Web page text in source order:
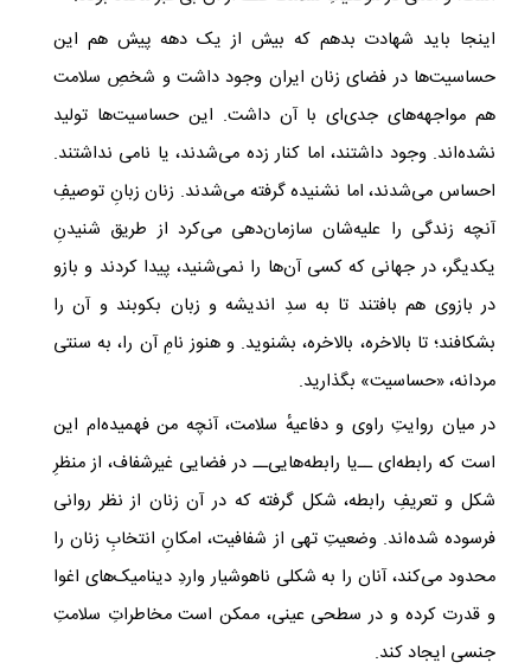
اینجا باید شهادت بدهم که بیش از یک دهه پیش هم این
حساسیت‌ها در فضای زنان ایران وجود داشت و شخصِ سلامت
هم مواجهه‌های جدی‌ای با آن داشت. این حساسیت‌ها تولید
نشده‌اند. وجود داشتند، اما کنار زده می‌شدند، یا نامی نداشتند.
احساس می‌شدند، اما نشنیده گرفته می‌شدند. زنان زبانِ توصیفِ
آنچه زندگی را علیه‌شان سازمان‌دهی می‌کرد از طریق شنیدنِ
یکدیگر، در جهانی که کسی آن‌ها را نمی‌شنید، پیدا کردند و بازو
در بازوی هم بافتند تا به سدِ اندیشه و زبان بکوبند و آن را
بشکافند؛ تا بالاخره، بالاخره، بشنوید. و هنوز نامِ آن را، به سنتی
مردانه، «حساسیت» بگذارید.
در میان روایتِ راوی و دفاعیه‌ٔ سلامت، آنچه من فهمیده‌ام این
است که رابطه‌ای ــ‌یا رابطه‌هایی‌ــ در فضایی غیرشفاف، از منظرِ
شکل و تعریفِ رابطه، شکل گرفته که در آن زنان از نظر روانی
فرسوده شده‌اند. وضعیتِ تهی از شفافیت، امکانِ انتخابِ زنان را
محدود می‌کند، آنان را به‌ شکلی ناهوشیار واردِ دینامیک‌های اغوا
و قدرت کرده و در سطحی عینی، ممکن است مخاطراتِ سلامتِ
جنسی ایجاد کند.